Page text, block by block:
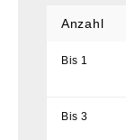
Anzahl
Bis 1
Bis3